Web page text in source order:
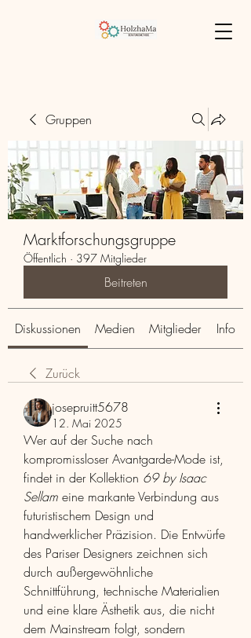
Gruppen
Marktforschungsgruppe
Öffentlich · 397 Mitglieder
Beitreten
Diskussionen Medien Mitglieder Info
Zurück
josepruitt5678
12. Mai 2025
Wer auf der Suche nach
kompromissloser Avantgarde-Mode ist,
findet in der Kollektion 69 by Isaac
Sellam eine markante Verbindung aus
futuristischem Design und
handwerklicher Präzision. Die Entwürfe
des Pariser Designers zeichnen sich
durch außergewöhnliche
Schnittführung, technische Materialien
und eine klare Ästhetik aus, die nicht
dem Mainstream folgt, sondern